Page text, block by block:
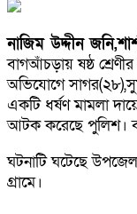
নাজিম উদ্দীন
বাগআঁচড়ায় ষষ্ঠ শ্রেণীর
অভিযোগে
একটি ধর্ষণ মামলা
আটক করেছে পুলিশ।
ঘটনাটি ঘটেছে
গ্রামে।